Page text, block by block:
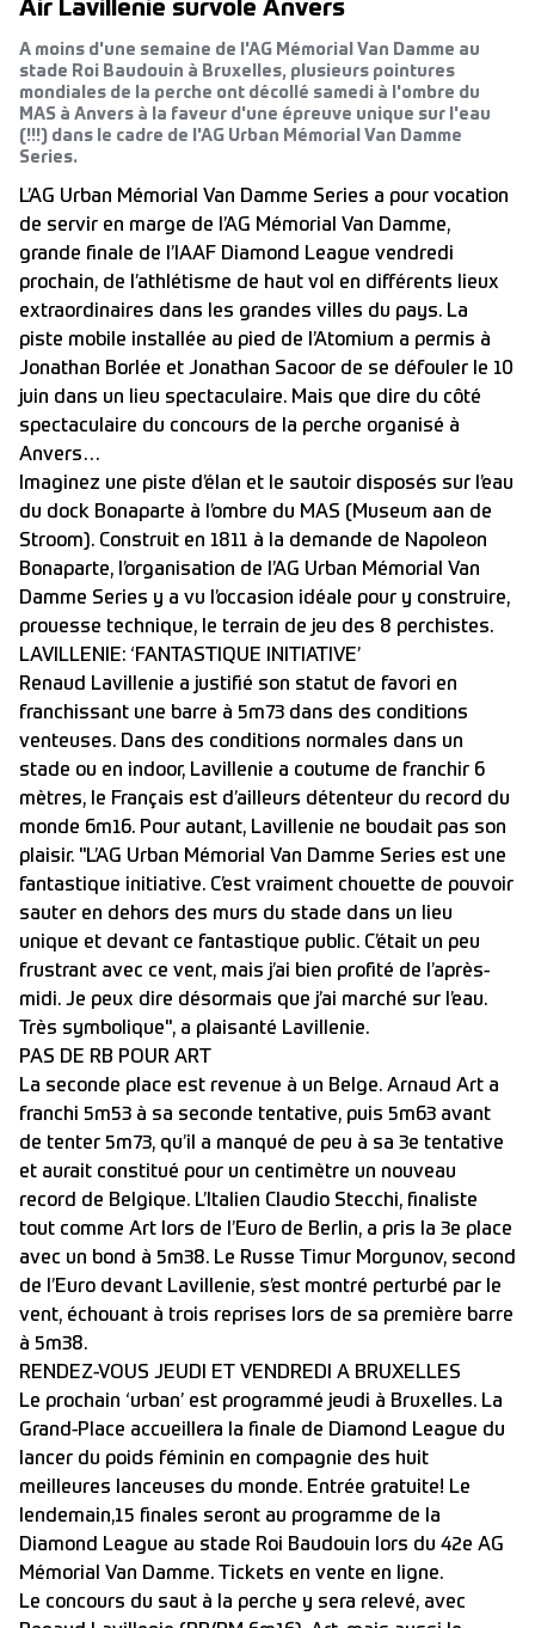
Air Lavillenie survole Anvers
A moins d'une semaine de l'AG Mémorial Van Damme au
stade Roi Baudouin à Bruxelles, plusieurs pointures
mondiales de la perche ont décollé samedi à l'ombre du
MAS à Anvers à la faveur d'une épreuve unique sur l'eau
(!!!) dans le cadre de l'AG Urban Mémorial Van Damme
Series.
L’AG Urban Mémorial Van Damme Series a pour vocation
de servir en marge de l’AG Mémorial Van Damme,
grande finale de l’IAAF Diamond League vendredi
prochain, de l’athlétisme de haut vol en différents lieux
extraordinaires dans les grandes villes du pays. La
piste mobile installée au pied de l’Atomium a permis à
Jonathan Borlée et Jonathan Sacoor de se défouler le 10
juin dans un lieu spectaculaire. Mais que dire du côté
spectaculaire du concours de la perche organisé à
Anvers…
Imaginez une piste d’élan et le sautoir disposés sur l’eau
du dock Bonaparte à l’ombre du MAS (Museum aan de
Stroom). Construit en 1811 à la demande de Napoleon
Bonaparte, l’organisation de l’AG Urban Mémorial Van
Damme Series y a vu l’occasion idéale pour y construire,
prouesse technique, le terrain de jeu des 8 perchistes.
LAVILLENIE: ‘FANTASTIQUE INITIATIVE’
Renaud Lavillenie a justifié son statut de favori en
franchissant une barre à 5m73 dans des conditions
venteuses. Dans des conditions normales dans un
stade ou en indoor, Lavillenie a coutume de franchir 6
mètres, le Français est d’ailleurs détenteur du record du
monde 6m16. Pour autant, Lavillenie ne boudait pas son
plaisir. "L’AG Urban Mémorial Van Damme Series est une
fantastique initiative. C’est vraiment chouette de pouvoir
sauter en dehors des murs du stade dans un lieu
unique et devant ce fantastique public. C’était un peu
frustrant avec ce vent, mais j’ai bien profité de l’après-
midi. Je peux dire désormais que j’ai marché sur l’eau.
Très symbolique", a plaisanté Lavillenie.
PAS DE RB POUR ART
La seconde place est revenue à un Belge. Arnaud Art a
franchi 5m53 à sa seconde tentative, puis 5m63 avant
de tenter 5m73, qu’il a manqué de peu à sa 3e tentative
et aurait constitué pour un centimètre un nouveau
record de Belgique. L’Italien Claudio Stecchi, finaliste
tout comme Art lors de l’Euro de Berlin, a pris la 3e place
avec un bond à 5m38. Le Russe Timur Morgunov, second
de l’Euro devant Lavillenie, s’est montré perturbé par le
vent, échouant à trois reprises lors de sa première barre
à 5m38.
RENDEZ-VOUS JEUDI ET VENDREDI A BRUXELLES
Le prochain ‘urban’ est programmé jeudi à Bruxelles. La
Grand-Place accueillera la finale de Diamond League du
lancer du poids féminin en compagnie des huit
meilleures lanceuses du monde. Entrée gratuite! Le
lendemain,15 finales seront au programme de la
Diamond League au stade Roi Baudouin lors du 42e AG
Mémorial Van Damme. Tickets en vente en ligne.
Le concours du saut à la perche y sera relevé, avec